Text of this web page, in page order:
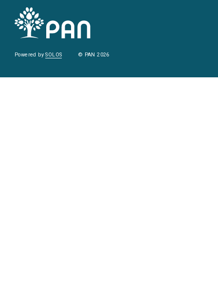
Powered bySOLOS © PAN 2026